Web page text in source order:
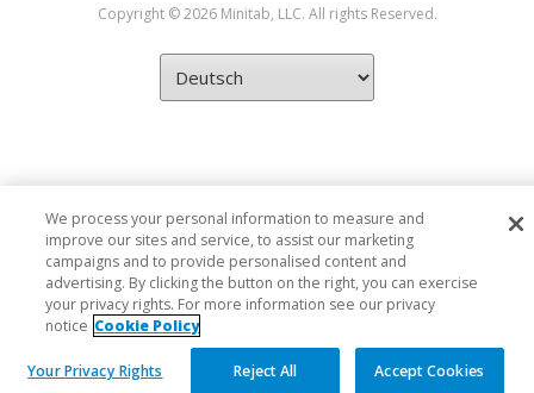
Copyright © 2026 Minitab, LLC. All rights Reserved.
We process your personal information to measure and
improve our sites and service, to assist our marketing
campaigns and to provide personalised content and
advertising. By clicking the button on the right, you can exercise
your privacy rights. For more information see our privacy
notice Cookie Policy
Your Privacy Rights Reject All Accept Cookies